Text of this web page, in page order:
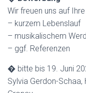
Wir freuen uns auf
– kurzem Lebenslauf
– musikalischem
– ggf. Referenzen
� bitte bis 19. Juni
Sylvia Gerdon-